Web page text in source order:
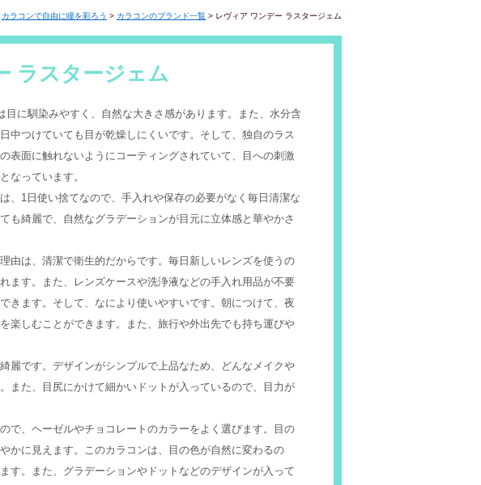
カラコンで自由に瞳を彩ろう > カラコンのブランド一覧 > レヴィア ワンデー ラスタージェム
ラスタージェム
目に馴染みやすく、自然な大きさ感があります。また、水分含
中つけていても目が乾燥しにくいです。そして、独自のラス
表面に触れないようにコーティングされていて、目への刺激
なっています。
、1日使い捨てなので、手入れや保存の必要がなく毎日清潔な
も綺麗で、自然なグラデーションが目元に立体感と華やかさ
由は、清潔で衛生的だからです。毎日新しいレンズを使うの
ます。また、レンズケースや洗浄液などの手入れ用品が不要
きます。そして、なにより使いやすいです。朝につけて、夜
楽しむことができます。また、旅行や外出先でも持ち運びや
麗です。デザインがシンプルで上品なため、どんなメイクや
また、目尻にかけて細かいドットが入っているので、目力が
で、ヘーゼルやチョコレートのカラーをよく選びます。目の
かに見えます。このカラコンは、目の色が自然に変わるの
す。また、グラデーションやドットなどのデザインが入って